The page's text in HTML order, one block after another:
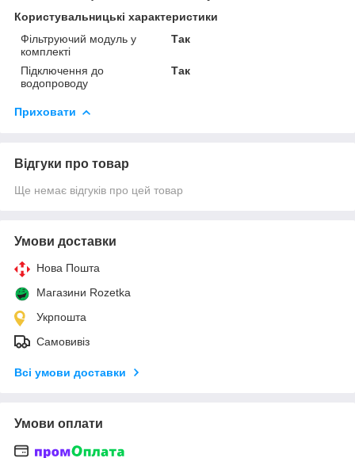
Користувальницькі характеристики
Фільтруючий модуль у
комплекті
Так
Підключення до
водопроводу
Так
Приховати
Відгуки про товар
Ще немає відгуків про цей товар
Умови доставки
Нова Пошта
Магазини Rozetka
Укрпошта
Самовивіз
Всі умови доставки
Умови оплати